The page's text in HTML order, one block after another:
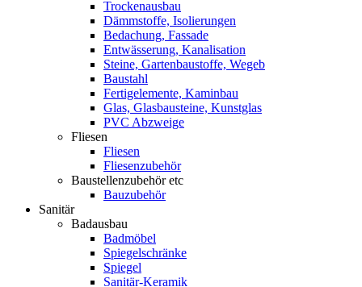
Trockenausbau
Dämmstoffe, Isolierungen
Bedachung, Fassade
Entwässerung, Kanalisation
Steine, Gartenbaustoffe, Wegeb
Baustahl
Fertigelemente, Kaminbau
Glas, Glasbausteine, Kunstglas
PVC Abzweige
Fliesen
Fliesen
Fliesenzubehör
Baustellenzubehör etc
Bauzubehör
Sanitär
Badausbau
Badmöbel
Spiegelschränke
Spiegel
Sanitär-Keramik